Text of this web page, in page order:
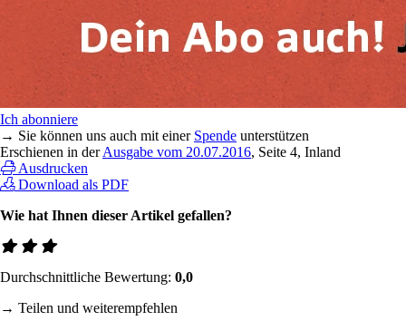
Ich abonniere
→ Sie können uns auch mit einer Spende unterstützen
Erschienen in derAusgabe vom 20.07.2016, Seite 4, Inland
Ausdrucken
Download als PDF
Wie hat Ihnen dieser Artikel gefallen?
Durchschnittliche Bewertung: 0,0
→ Teilen und weiterempfehlen